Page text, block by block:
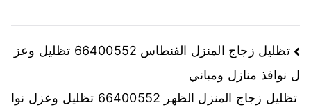
تظليل زجاج المنزل الفنطاس 66400552 تظليل وعز
ل نوافذ منازل ومباني
تظليل زجاج المنزل الظهر 66400552 تظليل وعزل نوا